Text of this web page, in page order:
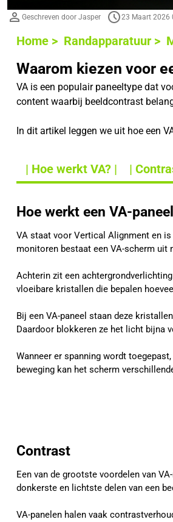
Geschreven door Jasper 23 Maart 2026
Home > Randapparatuur >
Waarom kiezen voor
VA is een populair paneeltype dat
content waarbij beeldcontrast
In dit artikel leggen we uit hoe een
| Hoe werkt VA? | |
Hoe werkt een VA-
VA staat voor Vertical Alignment en
monitoren bestaat een VA-scherm uit
Achterin zit een
vloeibare kristallen die bepalen
Bij een VA-paneel staan deze
Daardoor blokkeren ze het licht bijna
Wanneer er spanning wordt
beweging kan het scherm
Contrast
Een van de grootste voordelen van
donkerste en lichtste delen van een
VA-panelen halen vaak